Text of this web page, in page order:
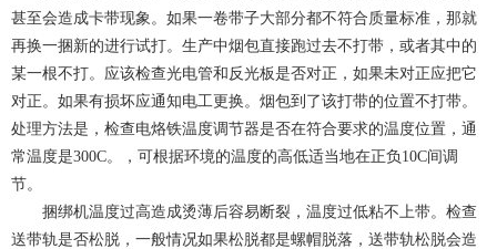
甚至会造成卡带现象。如果一卷带子大部分都不符合质量标准，那就
再换一捆新的进行试打。生产中烟包直接跑过去不打带，或者其中的
某一根不打。应该检查光电管和反光板是否对正，如果未对正应把它
对正。如果有损坏应通知电工更换。烟包到了该打带的位置不打带。
处理方法是，检查电烙铁温度调节器是否在符合要求的温度位置，通
常温度是300C。，可根据环境的温度的高低适当地在正负10C间调
节。
捆绑机温度过高造成烫薄后容易断裂，温度过低粘不上带。检查
送带轨是否松脱，一般情况如果松脱都是螺帽脱落，送带轨松脱会造